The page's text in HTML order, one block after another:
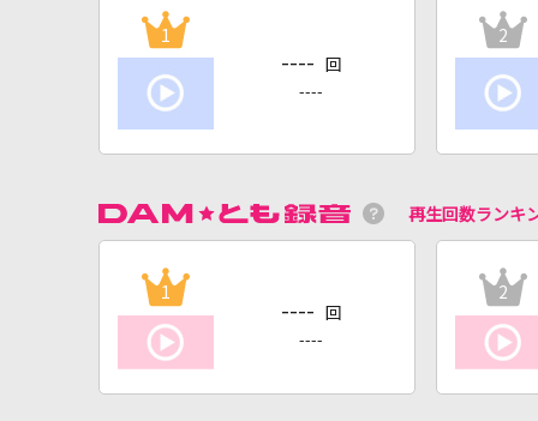
1
---- 回
----
2
再生回数ランキ
1
---- 回
----
2